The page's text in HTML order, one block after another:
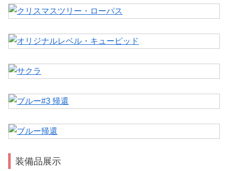
装備品展示